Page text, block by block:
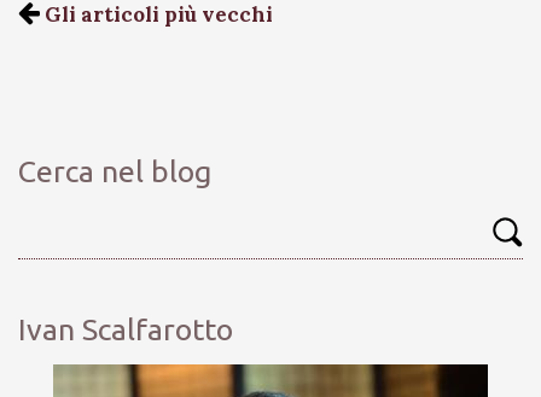
Gli articoli più vecchi
Cerca nel blog
Ivan Scalfarotto